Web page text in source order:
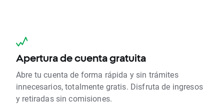
Apertura de cuenta gratuita
Abre tu cuenta de forma rápida y sin trámites
innecesarios, totalmente gratis. Disfruta de ingresos
y retiradas sin comisiones.